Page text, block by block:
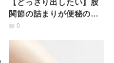
【どっさり出したい】股
関節の詰まりが便秘の原
因だった？老廃物を根こ
ポーズ
0